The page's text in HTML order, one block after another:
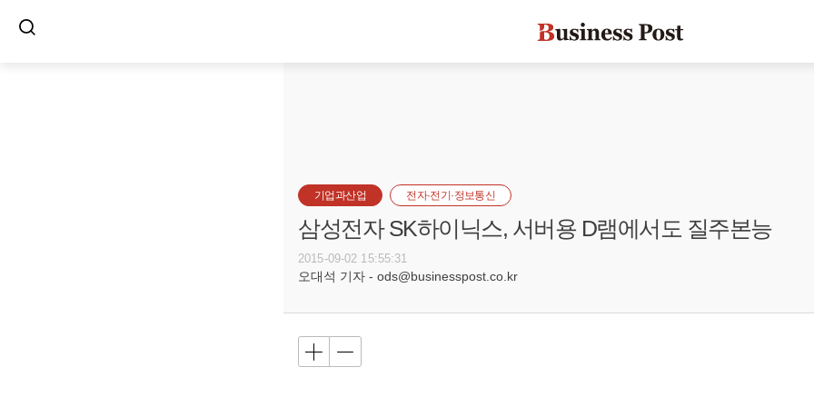
기업과산업 전자·전기·정보통신
삼성전자 SK하이닉스, 서버용 D램에서도 질주본능
2015-09-02 15:55:31
오대석 기자 - ods@businesspost.co.kr